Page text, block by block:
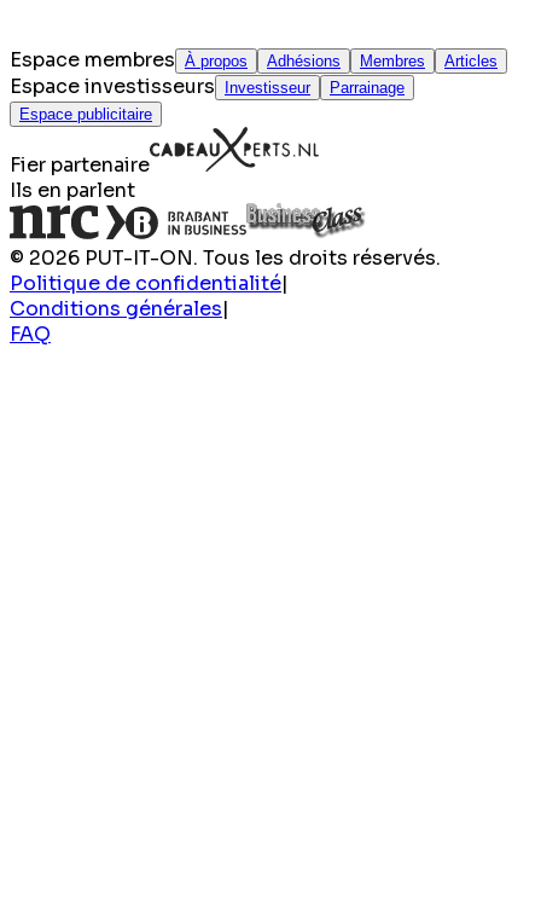
Espace membres À propos Adhésions Membres Articles
Espace investisseurs Investisseur
Parrainage
Espace publicitaire
Fier partenaire
Ils en parlent
© 2026 PUT-IT-ON. Tous les droits réservés.
Politique de confidentialité|
Conditions générales|
FAQ